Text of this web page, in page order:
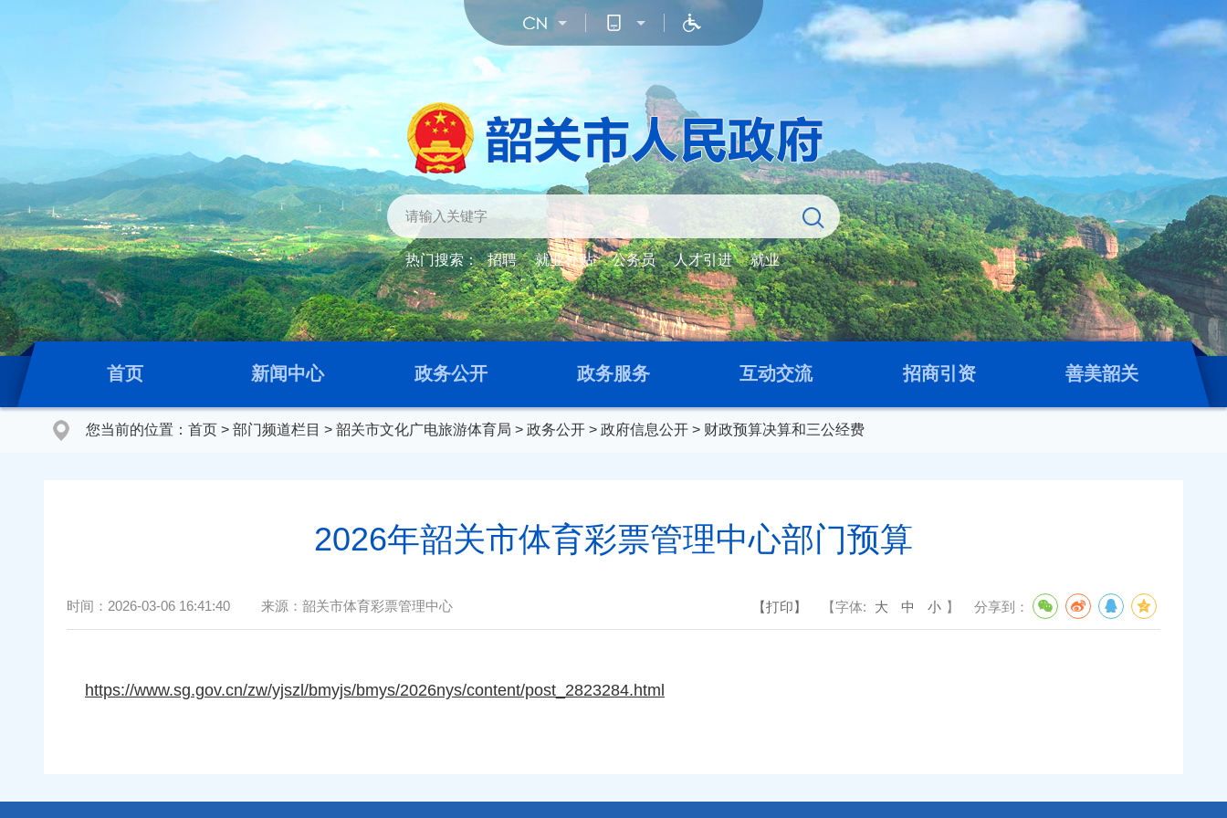
热门搜索： 招聘 就业补贴 公务员 人才引进 就业
首页 新闻中心 政务公开 政务服务 互动交流 招商引资 善美韶关
您当前的位置： 首页 > 部门频道栏目 > 韶关市文化广电旅游体育局 > 政务公开 > 政府信息公开 > 财政预算决算和三公经费
2026年韶关市体育彩票管理中心部门预算
时间： 2026-03-06 16:41:40 来源： 韶关市体育彩票管理中心 【打印】 【字体: 大 中 小 】 分享到：
https://www.sg.gov.cn/zw/yjszl/bmyjs/bmys/2026nys/content/post_2823284.html